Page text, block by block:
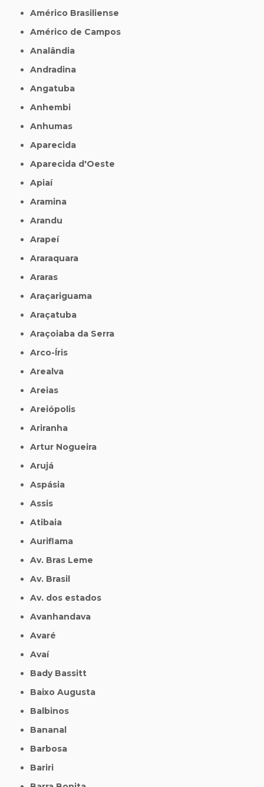
Américo Brasiliense
Américo de Campos
Analândia
Andradina
Angatuba
Anhembi
Anhumas
Aparecida
Aparecida d'Oeste
Apiaí
Aramina
Arandu
Arapeí
Araraquara
Araras
Araçariguama
Araçatuba
Araçoiaba da Serra
Arco-Íris
Arealva
Areias
Areiópolis
Ariranha
Artur Nogueira
Arujá
Aspásia
Assis
Atibaia
Auriflama
Av. Bras Leme
Av. Brasil
Av. dos estados
Avanhandava
Avaré
Avaí
Bady Bassitt
Baixo Augusta
Balbinos
Bananal
Barbosa
Bariri